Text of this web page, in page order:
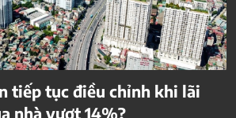
tiếp tục điều chỉnh khi lãi
nhà vượt 14%?